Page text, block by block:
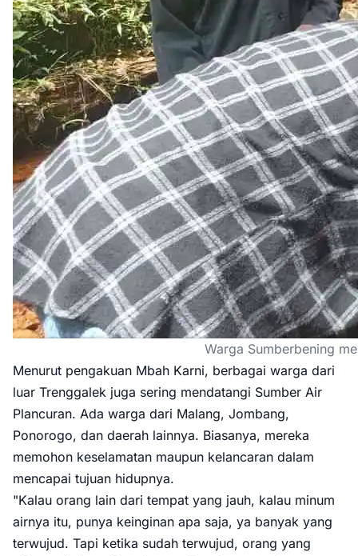
Warga Sumberbening
Menurut pengakuan Mbah Karni, berbagai warga dari
luar Trenggalek juga sering mendatangi Sumber Air
Plancuran. Ada warga dari Malang, Jombang,
Ponorogo, dan daerah lainnya. Biasanya, mereka
memohon keselamatan maupun kelancaran dalam
mencapai tujuan hidupnya.
"Kalau orang lain dari tempat yang jauh, kalau minum
airnya itu, punya keinginan apa saja, ya banyak yang
terwujud. Tapi ketika sudah terwujud, orang yang